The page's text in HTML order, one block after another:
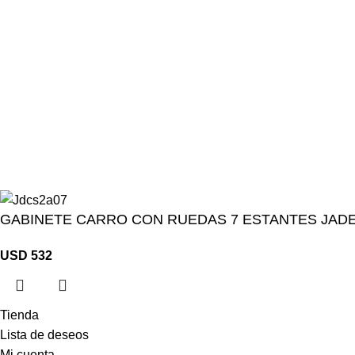
CONTACTO
GABINETE CARRO CON RUEDAS 7 ESTANTES
USD 532
Tienda
Lista de deseos